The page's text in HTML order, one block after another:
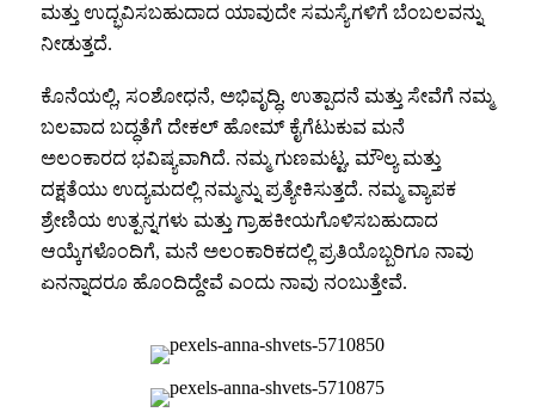
ಮತ್ತು ಉದ್ಭವಿಸಬಹುದಾದ ಯಾವುದೇ ಸಮಸ್ಯೆಗಳಿಗೆ ಬೆಂಬಲವನ್ನು
ನೀಡುತ್ತದೆ.
ಕೊನೆಯಲ್ಲಿ, ಸಂಶೋಧನೆ, ಅಭಿವೃದ್ಧಿ, ಉತ್ಪಾದನೆ ಮತ್ತು ಸೇವೆಗೆ ನಮ್ಮ
ಬಲವಾದ ಬದ್ಧತೆಗೆ ದೇಕಲ್ ಹೋಮ್ ಕೈಗೆಟುಕುವ ಮನೆ
ಅಲಂಕಾರದ ಭವಿಷ್ಯವಾಗಿದೆ. ನಮ್ಮ ಗುಣಮಟ್ಟ, ಮೌಲ್ಯ ಮತ್ತು
ದಕ್ಷತೆಯು ಉದ್ಯಮದಲ್ಲಿ ನಮ್ಮನ್ನು ಪ್ರತ್ಯೇಕಿಸುತ್ತದೆ. ನಮ್ಮ ವ್ಯಾಪಕ
ಶ್ರೇಣಿಯ ಉತ್ಪನ್ನಗಳು ಮತ್ತು ಗ್ರಾಹಕೀಯಗೊಳಿಸಬಹುದಾದ
ಆಯ್ಕೆಗಳೊಂದಿಗೆ, ಮನೆ ಅಲಂಕಾರಿಕದಲ್ಲಿ ಪ್ರತಿಯೊಬ್ಬರಿಗೂ ನಾವು
ಏನನ್ನಾದರೂ ಹೊಂದಿದ್ದೇವೆ ಎಂದು ನಾವು ನಂಬುತ್ತೇವೆ.